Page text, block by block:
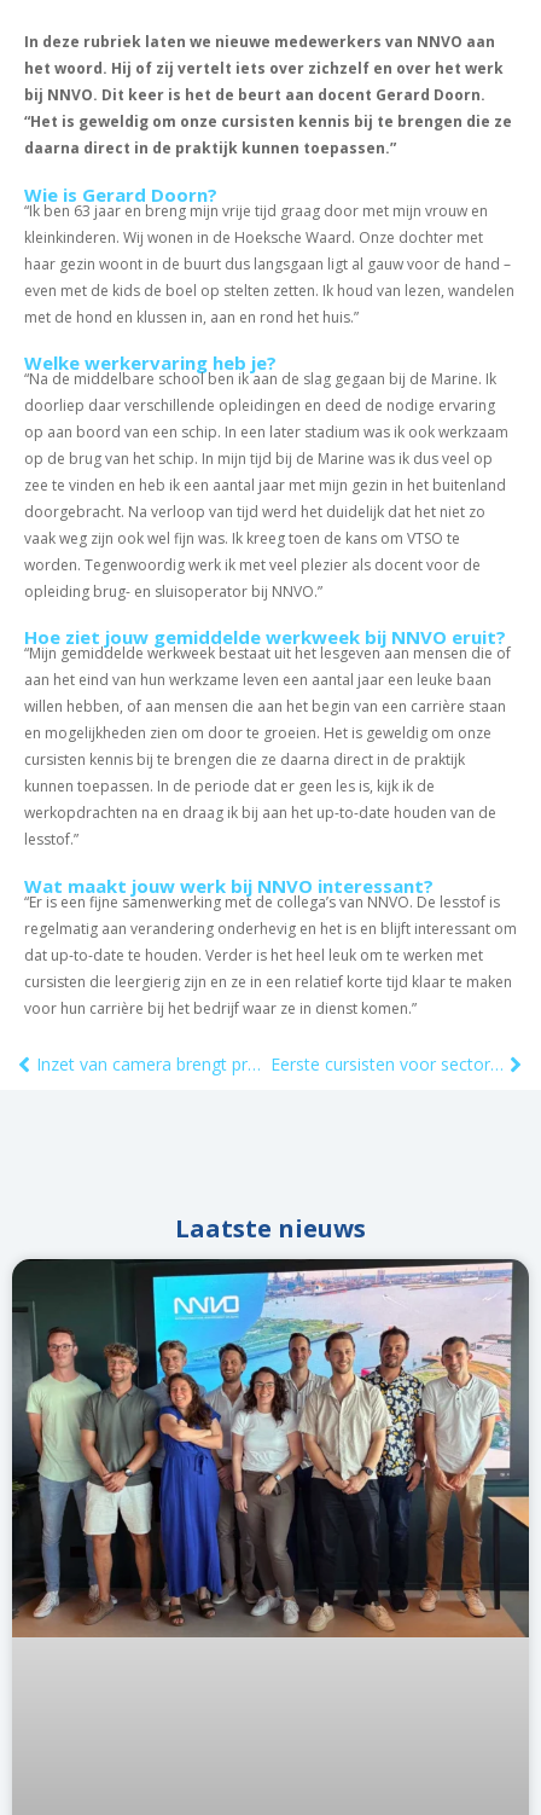
In deze rubriek laten we nieuwe medewerkers van NNVO aan
het woord. Hij of zij vertelt iets over zichzelf en over het werk
bij NNVO. Dit keer is het de beurt aan docent Gerard Doorn.
“Het is geweldig om onze cursisten kennis bij te brengen die ze
daarna direct in de praktijk kunnen toepassen.”
Wie is Gerard Doorn?
“Ik ben 63 jaar en breng mijn vrije tijd graag door met mijn vrouw en
kleinkinderen. Wij wonen in de Hoeksche Waard. Onze dochter met
haar gezin woont in de buurt dus langsgaan ligt al gauw voor de hand –
even met de kids de boel op stelten zetten. Ik houd van lezen, wandelen
met de hond en klussen in, aan en rond het huis.”
Welke werkervaring heb je?
“Na de middelbare school ben ik aan de slag gegaan bij de Marine. Ik
doorliep daar verschillende opleidingen en deed de nodige ervaring
op aan boord van een schip. In een later stadium was ik ook werkzaam
op de brug van het schip. In mijn tijd bij de Marine was ik dus veel op
zee te vinden en heb ik een aantal jaar met mijn gezin in het buitenland
doorgebracht. Na verloop van tijd werd het duidelijk dat het niet zo
vaak weg zijn ook wel fijn was. Ik kreeg toen de kans om VTSO te
worden. Tegenwoordig werk ik met veel plezier als docent voor de
opleiding brug- en sluisoperator bij NNVO.”
Hoe ziet jouw gemiddelde werkweek bij NNVO eruit?
“Mijn gemiddelde werkweek bestaat uit het lesgeven aan mensen die of
aan het eind van hun werkzame leven een aantal jaar een leuke baan
willen hebben, of aan mensen die aan het begin van een carrière staan
en mogelijkheden zien om door te groeien. Het is geweldig om onze
cursisten kennis bij te brengen die ze daarna direct in de praktijk
kunnen toepassen. In de periode dat er geen les is, kijk ik de
werkopdrachten na en draag ik bij aan het up-to-date houden van de
lesstof.”
Wat maakt jouw werk bij NNVO interessant?
“Er is een fijne samenwerking met de collega’s van NNVO. De lesstof is
regelmatig aan verandering onderhevig en het is en blijft interessant om
dat up-to-date te houden. Verder is het heel leuk om te werken met
cursisten die leergierig zijn en ze in een relatief korte tijd klaar te maken
voor hun carrière bij het bedrijf waar ze in dienst komen.”
Inzet van camera brengt praktijk dichter bij onderwijs Eerste cursisten voor sectortraining VTMon-opleiding geslaagd
Laatste nieuws